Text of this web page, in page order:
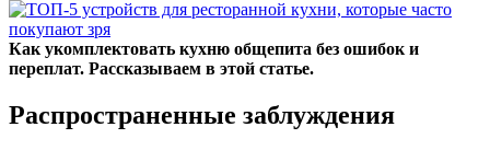
Как укомплектовать кухню общепита без ошибок и
переплат. Рассказываем в этой статье.
Распространенные заблуждения